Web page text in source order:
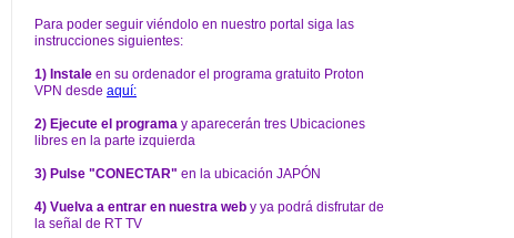
Para poder seguir viéndolo en nuestro portal siga las
instrucciones siguientes:
1) Instale en su ordenador el programa gratuito Proton
VPN desde aquí:
2) Ejecute el programa y aparecerán tres Ubicaciones
libres en la parte izquierda
3) Pulse "CONECTAR" en la ubicación JAPÓN
4) Vuelva a entrar en nuestra web y ya podrá disfrutar de
la señal de RT TV